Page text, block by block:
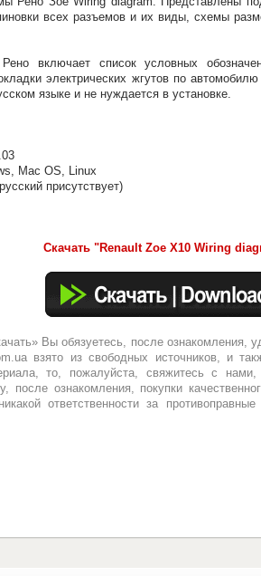
всех разъемов и их виды, схемы
включает список условных
электрических жгутов по
языке и не нуждается в установке.
Mac OS, Linux
присутствует)
Скачать "Renault Zoe X10 Wiring
Вы обязуетесь, после ознакомления,
взято из свободных источников, и
то, пожалуйста, свяжитесь с
после ознакомления, покупки
ответственности за